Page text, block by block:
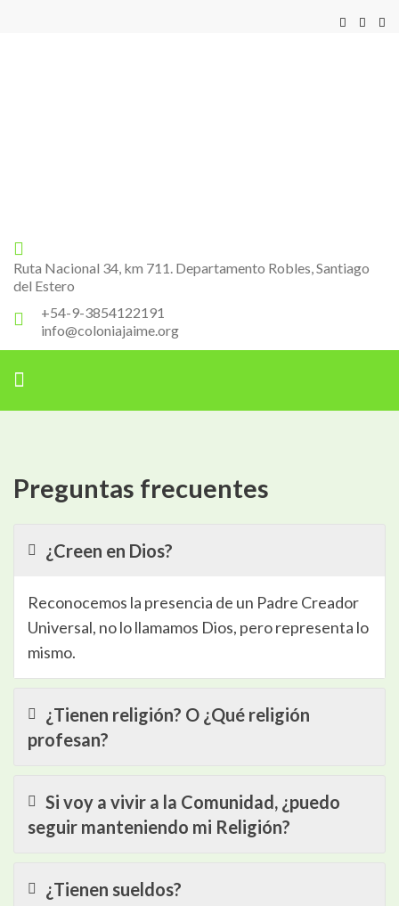
Pagina Oficial
Ruta Nacional 34, km 711. Departamento Robles, Santiago
del Estero
+54-9-3854122191
info@coloniajaime.org
Preguntas frecuentes
¿Creen en Dios?
Reconocemos la presencia de un Padre Creador
Universal, no lo llamamos Dios, pero representa lo
mismo.
¿Tienen religión? O ¿Qué religión
profesan?
Si voy a vivir a la Comunidad, ¿puedo
seguir manteniendo mi Religión?
¿Tienen sueldos?